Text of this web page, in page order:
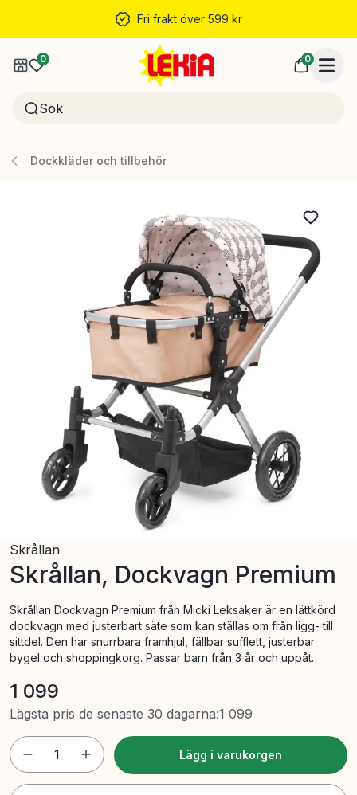
Fri frakt över 599 kr
0 0
Dockkläder och tillbehör
Skrållan
Skrållan, Dockvagn Premium
Skrållan Dockvagn Premium från Micki Leksaker är en lättkörd
dockvagn med justerbart säte som kan ställas om från ligg- till
sittdel. Den har snurrbara framhjul, fällbar sufflett, justerbar
bygel och shoppingkorg. Passar barn från 3 år och uppåt.
1 099
Lägsta pris de senaste 30 dagarna:1 099
1 Lägg i varukorgen